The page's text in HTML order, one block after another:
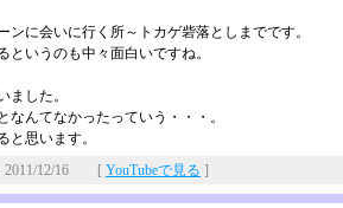
ンに会いに行く所～トカゲ砦落としまでです。
いうのも中々面白いですね。
ました。
んてなかったっていう・・・。
と思います。
2011/12/16 [ YouTubeで見る ]